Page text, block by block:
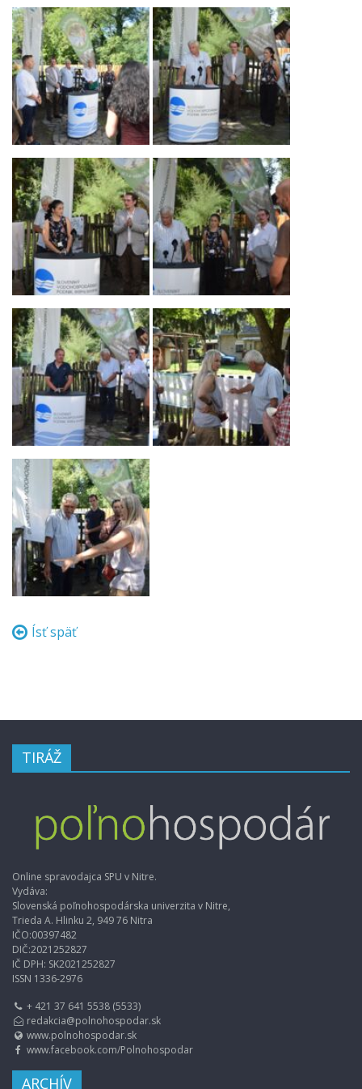
Ísť späť
TIRÁŽ
Online spravodajca SPU v Nitre.
Vydáva:
Slovenská poľnohospodárska univerzita v Nitre,
Trieda A. Hlinku 2, 949 76 Nitra
IČO:00397482
DIČ:2021252827
IČ DPH: SK2021252827
ISSN 1336-2976
+ 421 37 641 5538 (5533)
redakcia@polnohospodar.sk
www.polnohospodar.sk
www.facebook.com/Polnohospodar
ARCHÍV